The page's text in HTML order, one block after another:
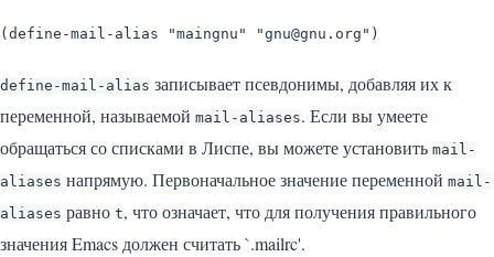
define-mail-alias записывает псевдонимы, добавляя их к
переменной, называемой mail-aliases. Если вы умеете
обращаться со списками в Лиспе, вы можете установить mail-
aliases напрямую. Первоначальное значение переменной mail-
aliases равно t, что означает, что для получения правильного
значения Emacs должен считать`.mailrc'.